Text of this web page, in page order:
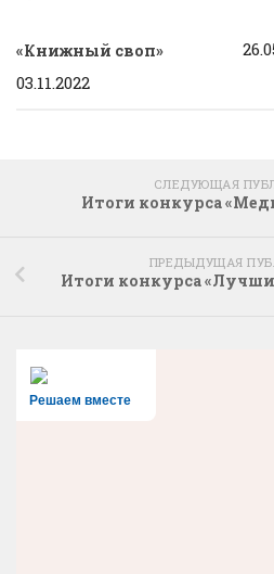
«Книжный своп»
03.11.2022
СЛЕДУЮЩАЯ
Итоги конкурса
ПРЕДЫДУЩАЯ
Итоги конкурса
Решаем вместе